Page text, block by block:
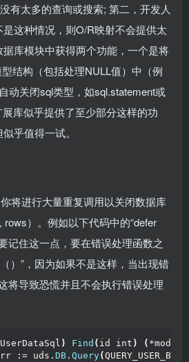
有太多的查询或搜索; 第二，开发人
这种情况，则O/R映射不会提供太
库模块中获得两个功能，一个是将
结构（包括处理NULL值）中（例
动关闭sql类型，如sql.statement或
库似乎提供了至少部分这样的功
乎值得一试。
将进行大量重复调用以关闭数据库
）。例如以下代码中的“defer
记住这一点，要在错误处理函数之
）”，因为如果不是这样，当出现错
将导致恐慌并且不会执行错误处理
) Find ( id int ) ( *model.
:= uds.
DB . Query(